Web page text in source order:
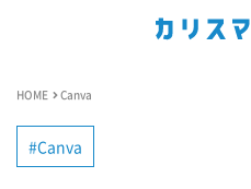
HOME Canva
Canva